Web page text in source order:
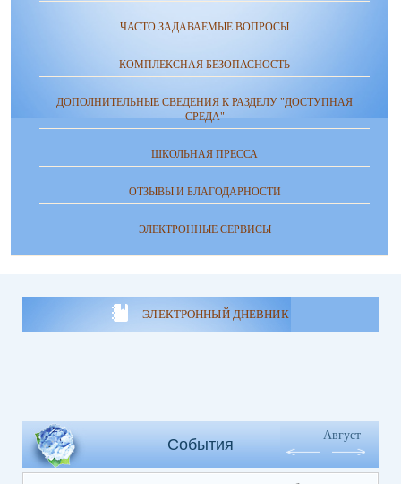
ЧАСТО ЗАДАВАЕМЫЕ ВОПРОСЫ
КОМПЛЕКСНАЯ БЕЗОПАСНОСТЬ
ДОПОЛНИТЕЛЬНЫЕ СВЕДЕНИЯ К РАЗДЕЛУ "ДОСТУПНАЯ
СРЕДА"
ШКОЛЬНАЯ ПРЕССА
ОТЗЫВЫ И БЛАГОДАРНОСТИ
ЭЛЕКТРОННЫЕ СЕРВИСЫ
ЭЛЕКТРОННЫЙ ДНЕВНИК
События
Август